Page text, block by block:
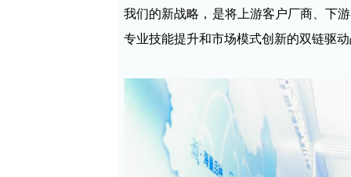
我们的新战略，是将上游客户厂商、下
专业技能提升和市场模式创新的双链驱